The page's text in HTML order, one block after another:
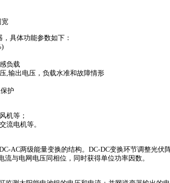
宽
具体功能参数如下：
负载
,输出电压，负载水准和故障情形
护
机等；
流电机等。
AC两级能量变换的结构。DC-DC变换环节调整光伏
流与电网电压同相位，同时获得单位功率因数。